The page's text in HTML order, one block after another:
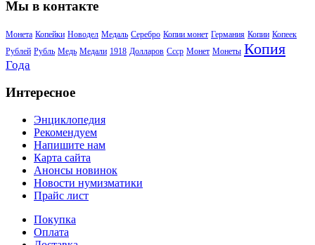
Мы в контакте
Монета Копейки Новодел Медаль Серебро Копии монет Германия Копии Копеек
Рублей Рубль Медь Медали 1918 Долларов Ссср Монет Монеты Копия
Года
Интересное
Энциклопедия
Рекомендуем
Напишите нам
Карта сайта
Анонсы новинок
Новости нумизматики
Прайс лист
Покупка
Оплата